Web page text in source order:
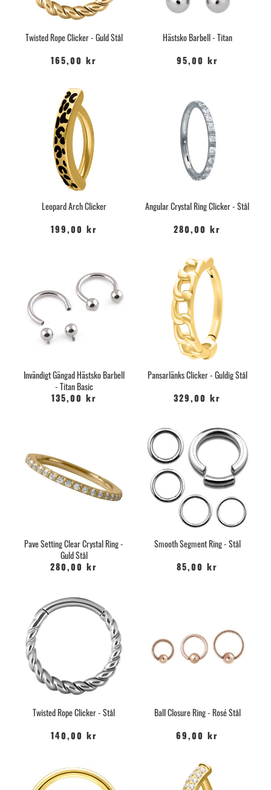
Twisted Rope Clicker - Guld Stål
165,00 kr
Hästsko Barbell - Titan
95,00 kr
Leopard Arch Clicker
199,00 kr
Angular Crystal Ring Clicker - Stål
280,00 kr
Invändigt Gängad Hästsko Barbell
- Titan Basic
135,00 kr
Pansarlänks Clicker - Guldig Stål
329,00 kr
Pave Setting Clear Crystal Ring -
Guld Stål
280,00 kr
Smooth Segment Ring - Stål
85,00 kr
Twisted Rope Clicker - Stål
140,00 kr
Ball Closure Ring - Rosé Stål
69,00 kr